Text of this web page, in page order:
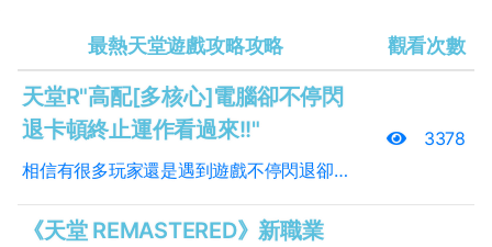
最熱天堂遊戲攻略攻略 觀看次數
天堂R"高配[多核心]電腦卻不停閃
退卡頓終止運作看過來!!"
相信有很多玩家還是遇到遊戲不停閃退卻爬不到有效解法的相關文章!!經過幾百個小時不停的重灌系統.下載遊戲安裝.更新電腦驅動...等等...發現遊戲開啟後CPU的使用率在遊戲開啟後會提高到25%~30%爬到的相關文章提到將Lin.bin的親和性(CPU執行緒分配)數量變少後可以正常運行!!卻還是有許多玩家是無解的狀況,選角閃退.進入遊戲幾秒到幾十秒閃退...(翻桌以下幾行字告訴大家問題出在哪裡!!天堂長年使用的安保軟件nP衛士(一個菜兵在你按下開始時會隨遊戲啟動然後常駐到右下角去,然後把你的CPU資源占用!!我們需要把這個菜兵占用CPU資源的渠道降到最低,如何做呢?這個東西跟Lin.bin一樣,在遊戲啟動後無法在工作管理員找到它.你需要在按下開始之後到遊戲過場畫面結束前,找到你工作管理員視窗中的處理程序(系統是Win 7)裡面的一個叫做GameMon64.des按下右鍵設定親和性，降低使用GameMon64.des
3378
《天堂 REMASTERED》新職業